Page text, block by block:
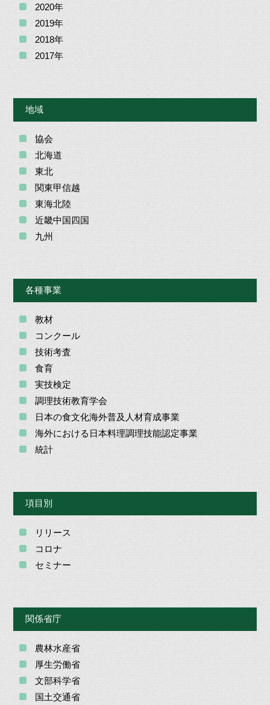
2020年
2019年
2018年
2017年
地域
協会
北海道
東北
関東甲信越
東海北陸
近畿中国四国
九州
各種事業
教材
コンクール
技術考査
食育
実技検定
調理技術教育学会
日本の食文化海外普及人材育成事業
海外における日本料理調理技能認定事業
統計
項目別
リリース
コロナ
セミナー
関係省庁
農林水産省
厚生労働省
文部科学省
国土交通省